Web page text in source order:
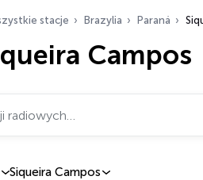
stacje Brazylia Paraná
Campos
Siqueira Campos